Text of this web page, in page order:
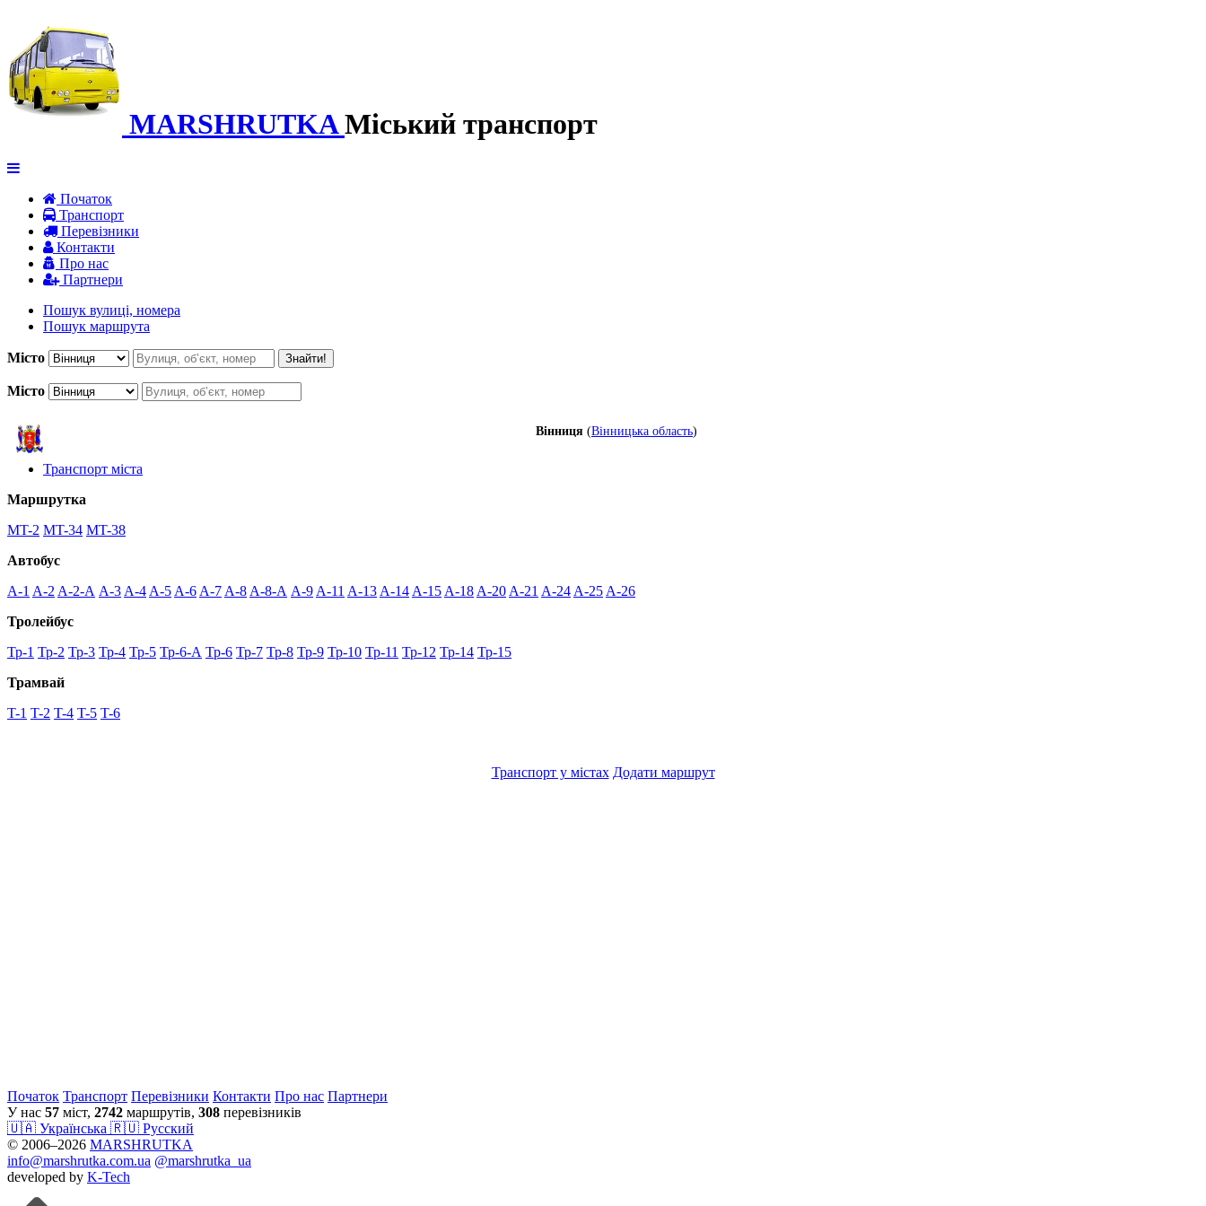
MARSHRUTKA Міський транспорт
Початок
Транспорт
Перевiзники
Контакти
Про нас
Партнери
Пошук вулиці, номера
Пошук маршрута
Місто Знайти!
Місто
Вінниця (Вінницька область)
Транспорт міста
Маршрутка
MT-2 MT-34 MT-38
Автобус
A-1 A-2A-2-А A-3A-4A-5A-6A-7A-8A-8-А A-9A-11 A-13A-14A-15A-18A-20A-21 A-24A-25A-26
Тролейбус
Тр-1 Тр-2 Тр-3 Тр-4 Тр-5 Тр-6-А Тр-6 Тр-7 Тр-8 Тр-9 Тр-10 Тр-11 Тр-12 Тр-14 Тр-15
Трамвай
T-1 T-2 T-4 T-5 T-6
Транспорт у містах Додати маршрут
Початок Транспорт Перевiзники Контакти Про нас Партнери
У нас 57 міст, 2742 маршрутів, 308 перевізників
🇺🇦 Українська 🇷🇺 Русский
© 2006–2026 MARSHRUTKA
info@marshrutka.com.ua @marshrutka_ua
developed by K-Tech